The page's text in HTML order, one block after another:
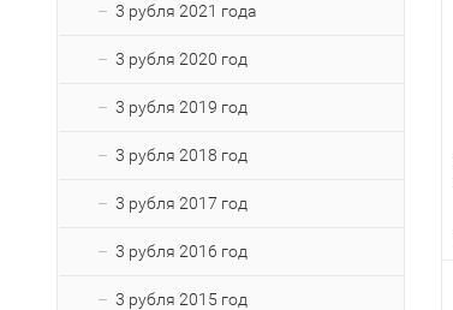
3 рубля 2021 года
3 рубля 2020 год
3 рубля 2019 год
3 рубля 2018 год
3 рубля 2017 год
3 рубля 2016 год
3 рубля 2015 год